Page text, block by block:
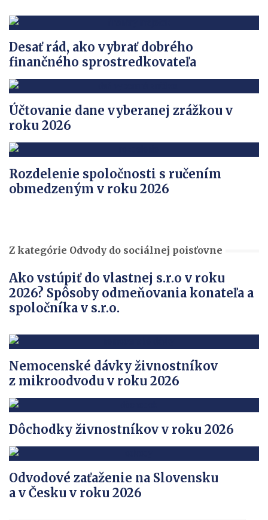
Desať rád, ako vybrať dobrého
finančného sprostredkovateľa
Účtovanie dane vyberanej zrážkou v
roku 2026
Rozdelenie spoločnosti s ručením
obmedzeným v roku 2026
Z kategórie Odvody do sociálnej poisťovne
Ako vstúpiť do vlastnej s.r.o v roku
2026? Spôsoby odmeňovania konateľa a
spoločníka v s.r.o.
Nemocenské dávky živnostníkov
z mikroodvodu v roku 2026
Dôchodky živnostníkov v roku 2026
Odvodové zaťaženie na Slovensku
a v Česku v roku 2026